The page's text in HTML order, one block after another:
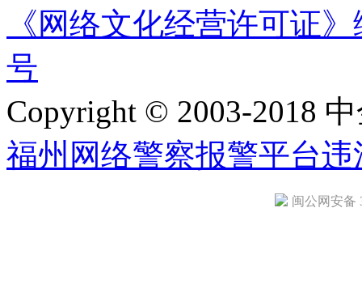
《网络文化经营许可证
号
Copyright © 2003-2018
福州网络警察报警平台违
闽公网安备